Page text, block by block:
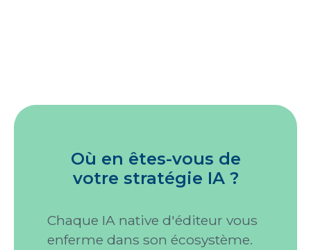
Où en êtes-vous de
votre stratégie IA ?
Chaque IA native d'éditeur vous
enferme dans son écosystème.